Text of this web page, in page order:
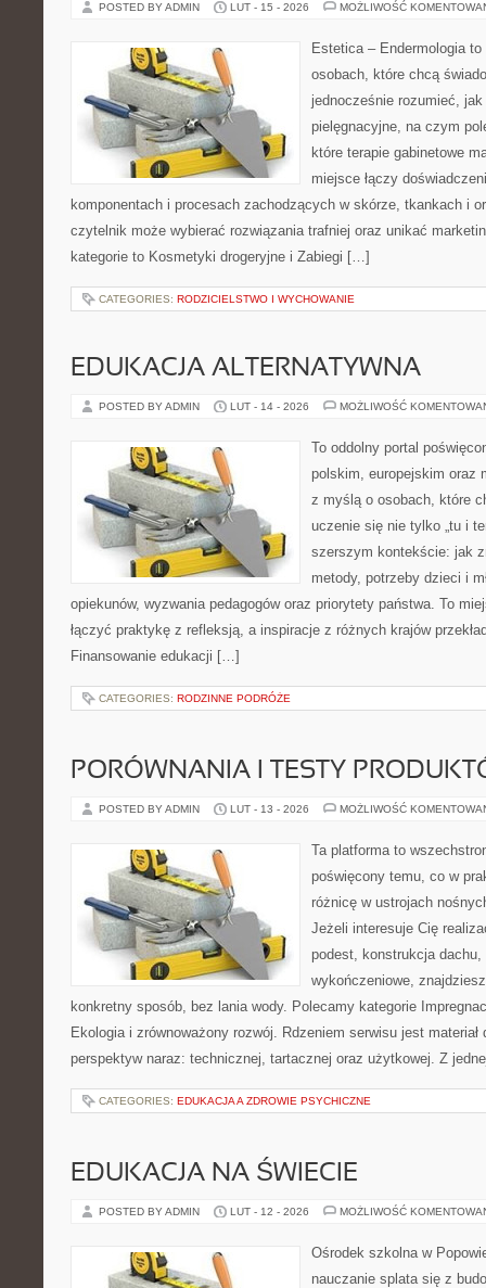
POSTED BY ADMIN LUT - 15 - 2026 MOŻLIWOŚĆ
Estetica – Endermologia
osobach, które chcą
jednocześnie rozumieć, jak
pielęgnacyjne, na czym
które terapie gabinetowe
miejsce łączy
komponentach i procesach zachodzących w skórze, tkankach i
czytelnik może wybierać rozwiązania trafniej oraz unikać
kategorie to Kosmetyki drogeryjne i Zabiegi […]
CATEGORIES: RODZICIELSTWO I WYCHOWANIE
EDUKACJA ALTERNATYWNA
POSTED BY ADMIN LUT - 14 - 2026 MOŻLIWOŚĆ
To oddolny portal
polskim, europejskim oraz
z myślą o osobach, które
uczenie się nie tylko „tu i
szerszym kontekście: jak
metody, potrzeby dzieci i
opiekunów, wyzwania pedagogów oraz priorytety państwa. To
łączyć praktykę z refleksją, a inspiracje z różnych krajów
Finansowanie edukacji […]
CATEGORIES: RODZINNE PODRÓŻE
PORÓWNANIA I TESTY
POSTED BY ADMIN LUT - 13 - 2026 MOŻLIWOŚĆ
Ta platforma to
poświęcony temu, co w
różnicę w ustrojach
Jeżeli interesuje Cię
podest, konstrukcja
wykończeniowe,
konkretny sposób, bez lania wody. Polecamy kategorie
Ekologia i zrównoważony rozwój. Rdzeniem serwisu jest
perspektyw naraz: technicznej, tartacznej oraz użytkowej. Z
CATEGORIES: EDUKACJA A ZDROWIE PSYCHICZNE
EDUKACJA NA ŚWIECIE
POSTED BY ADMIN LUT - 12 - 2026 MOŻLIWOŚĆ
Ośrodek szkolna w
nauczanie splata się z